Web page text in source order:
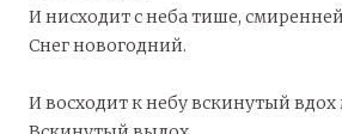
И нисходит с неба тише, смиренней
Снег новогодний.
И восходит к небу вскинутый вдох